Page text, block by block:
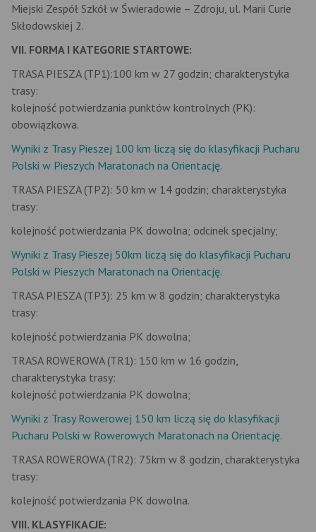
Miejski Zespół Szkół w Świeradowie – Zdroju, ul. Marii Curie
Skłodowskiej 2.
VII. FORMA I KATEGORIE STARTOWE:
TRASA PIESZA (TP1):100 km w 27 godzin; charakterystyka
trasy:
kolejność potwierdzania punktów kontrolnych (PK):
obowiązkowa.
Wyniki z Trasy Pieszej 100 km liczą się do klasyfikacji Pucharu
Polski w Pieszych Maratonach na Orientację.
TRASA PIESZA (TP2): 50 km w 14 godzin; charakterystyka
trasy:
kolejność potwierdzania PK dowolna; odcinek specjalny;
Wyniki z Trasy Pieszej 50km liczą się do klasyfikacji Pucharu
Polski w Pieszych Maratonach na Orientację.
TRASA PIESZA (TP3): 25 km w 8 godzin; charakterystyka
trasy:
kolejność potwierdzania PK dowolna;
TRASA ROWEROWA (TR1): 150 km w 16 godzin,
charakterystyka trasy:
kolejność potwierdzania PK dowolna;
Wyniki z Trasy Rowerowej 150 km liczą się do klasyfikacji
Pucharu Polski w Rowerowych Maratonach na Orientację.
TRASA ROWEROWA (TR2): 75km w 8 godzin, charakterystyka
trasy:
kolejność potwierdzania PK dowolna.
VIII. KLASYFIKACJE: